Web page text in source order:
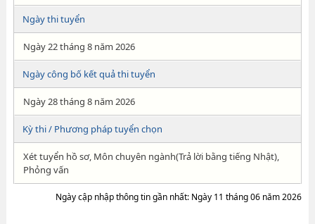
Ngày thi tuyển
Ngày 22 tháng 8 năm 2026
Ngày công bố kết quả thi tuyển
Ngày 28 tháng 8 năm 2026
Kỳ thi / Phương pháp tuyển chọn
Xét tuyển hồ sơ, Môn chuyên ngành(Trả lời bằng tiếng Nhật),
Phỏng vấn
Ngày cập nhập thông tin gần nhất: Ngày 11 tháng 06 năm 2026